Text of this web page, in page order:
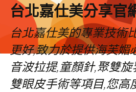
內
台北嘉仕美分享官
台北嘉仕美的專業技術
更好,致力於提供海芙媚
音波拉提,童顏針,聚雙
雙眼皮手術等項目,您高